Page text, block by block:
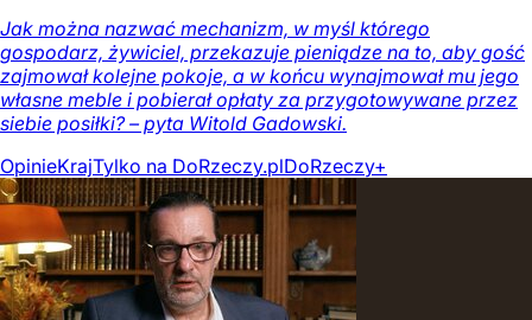
Jak można nazwać mechanizm, w myśl którego
gospodarz, żywiciel, przekazuje pieniądze na to, aby gość
zajmował kolejne pokoje, a w końcu wynajmował mu jego
własne meble i pobierał opłaty za przygotowywane przez
siebie posiłki? – pyta Witold Gadowski.
OpinieKrajTylko na DoRzeczy.plDoRzeczy+